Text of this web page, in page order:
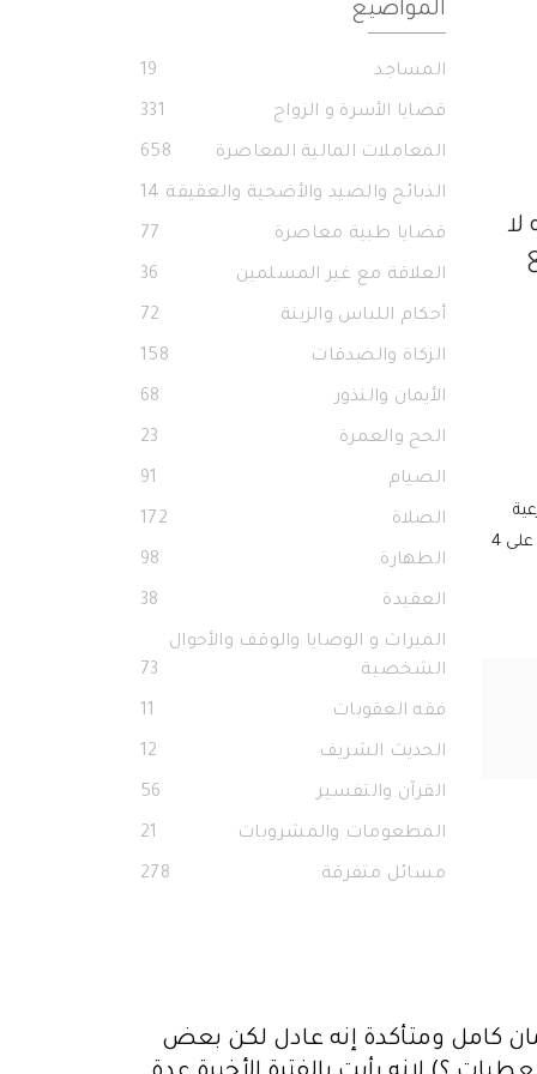
لا
وفق المعروف في التشريع الإسلامي، وفي هذه الحالة فإن للزوجة الربع فرضًا ولابن العم الباقي تعصيبًا بالنفس، فيقسم المال جميعًا على 4
المواضيع
المساجد 19
قضايا الأسرة و الزواج 331
المعاملات المالية المعاصرة 658
الذبائح والصيد والأضحية والعقيقة 14
قضايا طبية معاصرة 77
العلاقة مع غير المسلمين 36
أحكام اللباس والزينة 72
الزكاة والصدقات 158
الأيمان والنذور 68
الحج والعمرة 23
الصيام 91
الصلاة 172
الطهارة 98
العقيدة 38
الميراث و الوصايا والوقف والأحوال
الشخصية
73
فقه العقوبات 11
الحديث الشريف 12
القرآن والتفسير 56
المطعومات والمشروبات 21
مسائل متفرقة 278
كامل ومتأكدة إنه عادل لكن بعض